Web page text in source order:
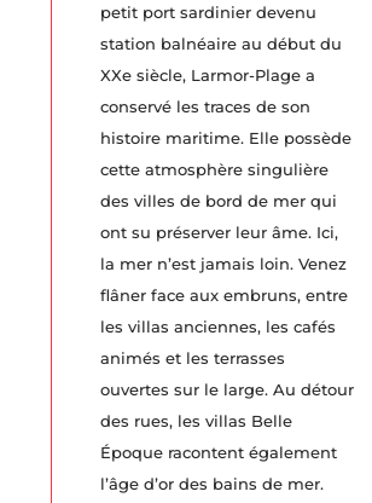
petit port sardinier devenu
station balnéaire au début du
XXe siècle, Larmor-Plage a
conservé les traces de son
histoire maritime. Elle possède
cette atmosphère singulière
des villes de bord de mer qui
ont su préserver leur âme. Ici,
la mer n’est jamais loin. Venez
flâner face aux embruns, entre
les villas anciennes, les cafés
animés et les terrasses
ouvertes sur le large. Au détour
des rues, les villas Belle
Époque racontent également
l’âge d’or des bains de mer.